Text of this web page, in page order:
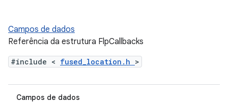
Campos de dados
Referência da estrutura FlpCallbacks
#include < fused_location.h >
Campos de dados